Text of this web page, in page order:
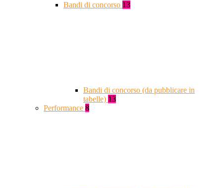
Bandi di concorso 13
Bandi di concorso (da pubblicare in
tabelle) 13
Performance 8